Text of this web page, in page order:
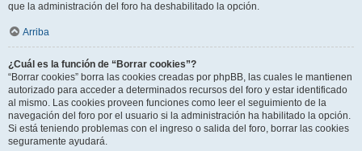
que la administración del foro ha deshabilitado la opción.
Arriba
¿Cuál es la función de “Borrar cookies”?
“Borrar cookies” borra las cookies creadas por phpBB, las cuales le mantienen
autorizado para acceder a determinados recursos del foro y estar identificado
al mismo. Las cookies proveen funciones como leer el seguimiento de la
navegación del foro por el usuario si la administración ha habilitado la opción.
Si está teniendo problemas con el ingreso o salida del foro, borrar las cookies
seguramente ayudará.